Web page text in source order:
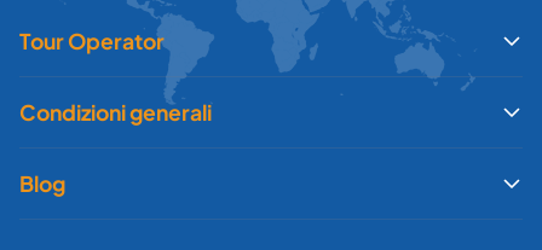
Tour Operator
Condizioni generali
Blog